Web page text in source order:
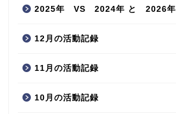
2025年 VS 2024年 と 2026年
12月の活動記録
11月の活動記録
10月の活動記録